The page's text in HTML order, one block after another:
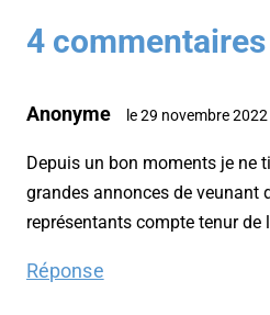
4 commentaires
Anonyme le 29 novembre
Depuis un bon moments je ne
grandes annonces de veunant
représentants compte tenur de
Réponse